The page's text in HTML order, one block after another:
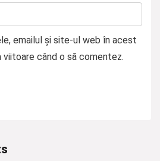
emailul și site-ul web în acest
când o să comentez.